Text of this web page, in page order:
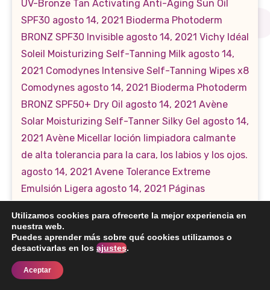
Utilizamos cookies para ofrecerte la mejor experiencia en
nuestra web.
Puedes aprender más sobre qué cookies utilizamos o
desactivarlas en los ajustes.
Aceptar